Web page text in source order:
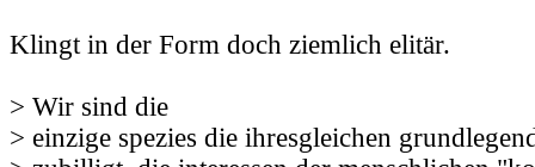
Klingt in der Form doch ziemlich elitär.
> Wir sind die
> einzige spezies die ihresgleichen